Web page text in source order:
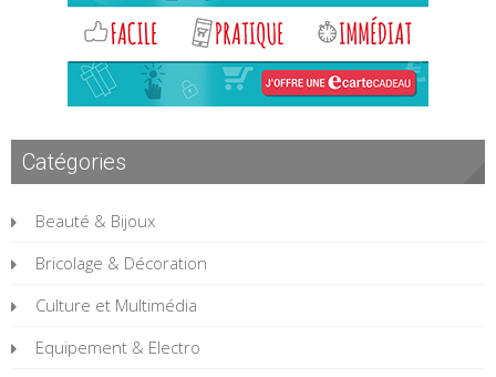
Catégories
Beauté & Bijoux
Bricolage & Décoration
Culture et Multimédia
Equipement & Electro